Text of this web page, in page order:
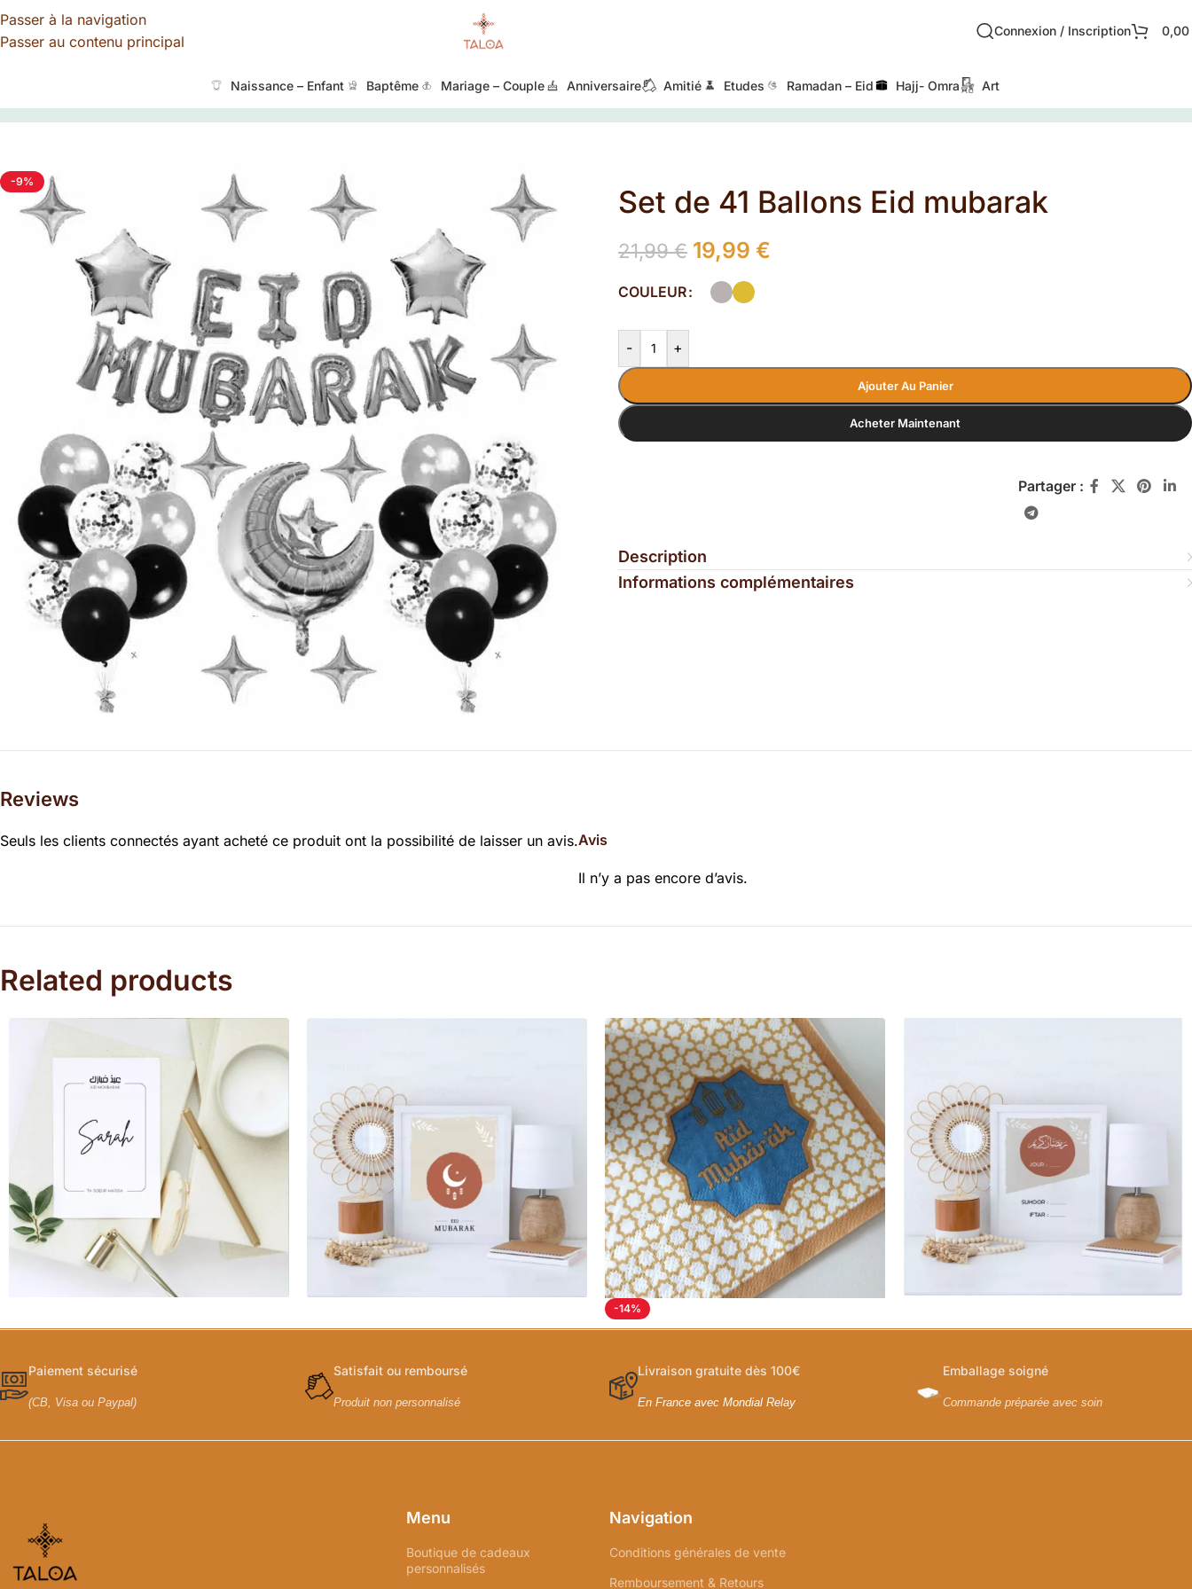
Passer à la navigation
Passer au contenu principal
Connexion / Inscription 0,00
Naissance – Enfant Baptême Mariage – Couple Anniversaire Amitié Etudes Ramadan – Eid Hajj- Omra Art
Ballon Eid Mubarak
-9%
Set de 41 Ballons Eid mubarak
21,99€ 19,99 €
COULEUR
- +
Ajouter Au Panier
Acheter Maintenant
Partager :
Description
Informations complémentaires
Reviews
Avis
Il n’y a pas encore d’avis.
Seuls les clients connectés ayant acheté ce produit ont la possibilité de laisser un avis.
Related products
-14%
Paiement sécurisé
(CB, Visa ou Paypal)
Satisfait ou remboursé
Produit non personnalisé
Livraison gratuite dès 100€
En France avec Mondial Relay
Emballage soigné
Commande préparée avec soin
Menu
Boutique de cadeaux
personnalisés
Navigation
Conditions générales de vente
Remboursement & Retours